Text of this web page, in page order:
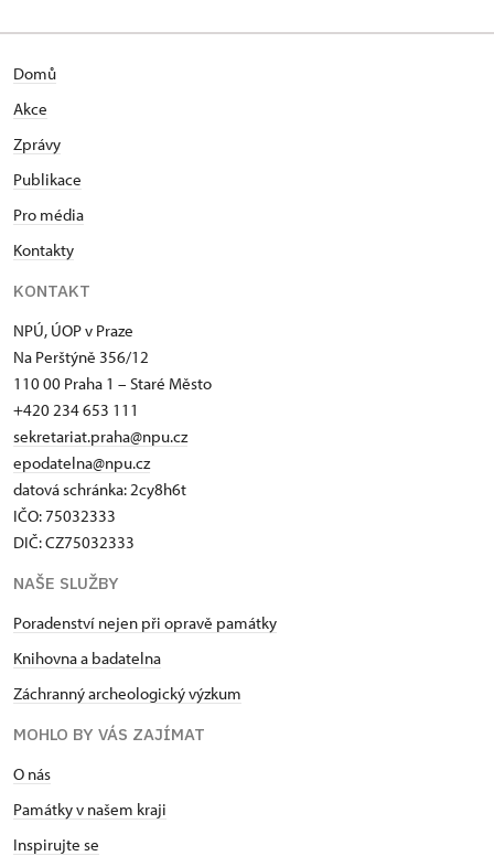
Domů
Akce
Zprávy
Publikace
Pro média
Kontakty
KONTAKT
NPÚ, ÚOP v Praze
Na Perštýně 356/12
110 00 Praha 1 – Staré Město
+420 234 653 111
sekretariat.praha@npu.cz
epodatelna@npu.cz
datová schránka: 2cy8h6t​
IČO: 75032333
DIČ: CZ75032333
NAŠE SLUŽBY
Poradenství nejen při opravě památky
Knihovna a badatelna
Záchranný archeologický výzkum
MOHLO BY VÁS ZAJÍMAT
O nás
Památky v našem kraji
Inspirujte se